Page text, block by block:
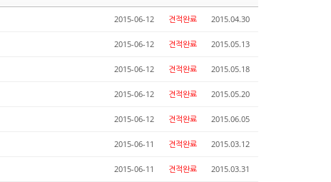
2015-06-12 견적완료 2015.04.30
2015-06-12 견적완료 2015.05.13
2015-06-12 견적완료 2015.05.18
2015-06-12 견적완료 2015.05.20
2015-06-12 견적완료 2015.06.05
2015-06-11 견적완료 2015.03.12
2015-06-11 견적완료 2015.03.31